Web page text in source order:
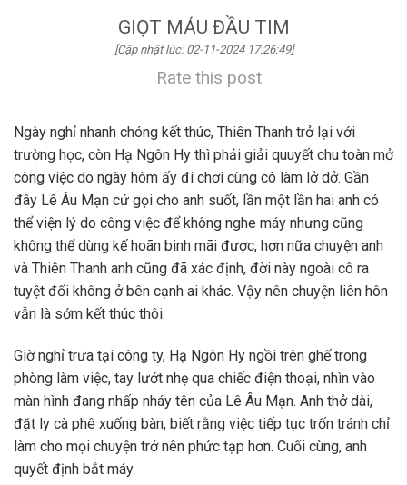
GIỌT MÁU ĐẦU TIM
[Cập nhật lúc: 02-11-2024 17:26:49]
Rate this post
Ngày nghỉ nhanh chóng kết thúc, Thiên Thanh trở lại với
trường học, còn Hạ Ngôn Hy thì phải giải quuyết chu toàn mở
công việc do ngày hôm ấy đi chơi cùng cô làm lở dở. Gần
đây Lê Âu Mạn cứ gọi cho anh suốt, lần một lần hai anh có
thể viện lý do công việc để không nghe máy nhưng cũng
không thể dùng kế hoãn binh mãi được, hơn nữa chuyện anh
và Thiên Thanh anh cũng đã xác định, đời này ngoài cô ra
tuyệt đối không ở bên cạnh ai khác. Vậy nên chuyện liên hôn
vẫn là sớm kết thúc thôi.
Giờ nghỉ trưa tại công ty, Hạ Ngôn Hy ngồi trên ghế trong
phòng làm việc, tay lướt nhẹ qua chiếc điện thoại, nhìn vào
màn hình đang nhấp nháy tên của Lê Âu Mạn. Anh thở dài,
đặt ly cà phê xuống bàn, biết rằng việc tiếp tục trốn tránh chỉ
làm cho mọi chuyện trở nên phức tạp hơn. Cuối cùng, anh
quyết định bắt máy.